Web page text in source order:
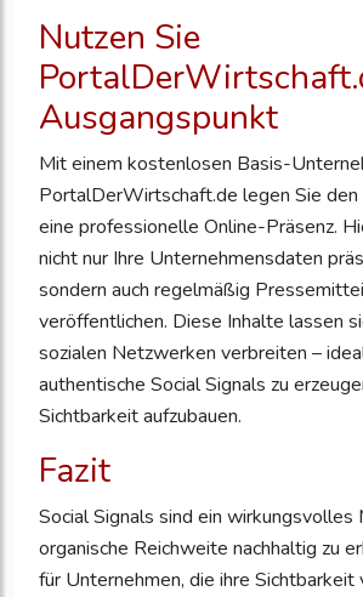
Nutzen Sie
Ausgangspunkt
Mit einem kostenlosen Basis-
PortalDerWirtschaft.de legen Sie den
eine professionelle Online-Präsenz.
nicht nur Ihre Unternehmensdaten
sondern auch regelmäßig
veröffentlichen. Diese Inhalte lassen
sozialen Netzwerken verbreiten –
authentische Social Signals zu
Sichtbarkeit aufzubauen.
Fazit
Social Signals sind ein wirkungsvolles
organische Reichweite nachhaltig zu
für Unternehmen, die ihre Sichtbarkeit